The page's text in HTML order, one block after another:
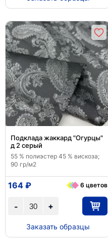
Подклада жаккард "Огурцы"
д 2 серый
55 % полиэстер 45 % вискоза;
90 гр/м2
+
-
164 ₽ 6 цветов
Заказать образцы